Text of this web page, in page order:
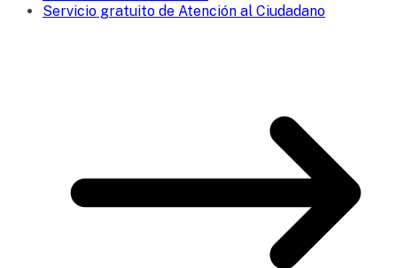
Servicio gratuito de Atención al Ciudadano